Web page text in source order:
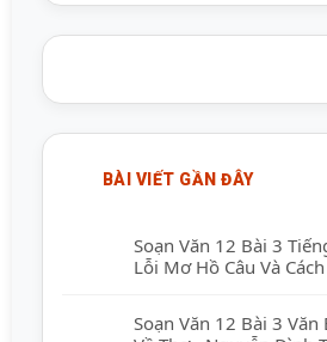
BÀI VIẾT GẦN ĐÂY
Soạn Văn 12 Bài 3
Lỗi Mơ Hồ Câu Và
Soạn Văn 12 Bài 3